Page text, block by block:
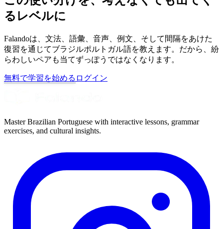
るレベルに
Falandoは、文法、語彙、音声、例文、そして間隔をあけた
復習を通じてブラジルポルトガル語を教えます。だから、紛
らわしいペアも当てずっぽうではなくなります。
無料で学習を始める ログイン
Master Brazilian Portuguese with interactive lessons, grammar
exercises, and cultural insights.